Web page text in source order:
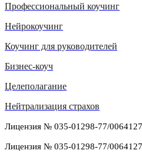
Профессиональный коучинг
Нейрокоучинг
Коучинг для руководителей
Бизнес-коуч
Целеполагание
Нейтрализация страхов
Лицензия № 035-01298-77/
Лицензия № 035-01298-77/